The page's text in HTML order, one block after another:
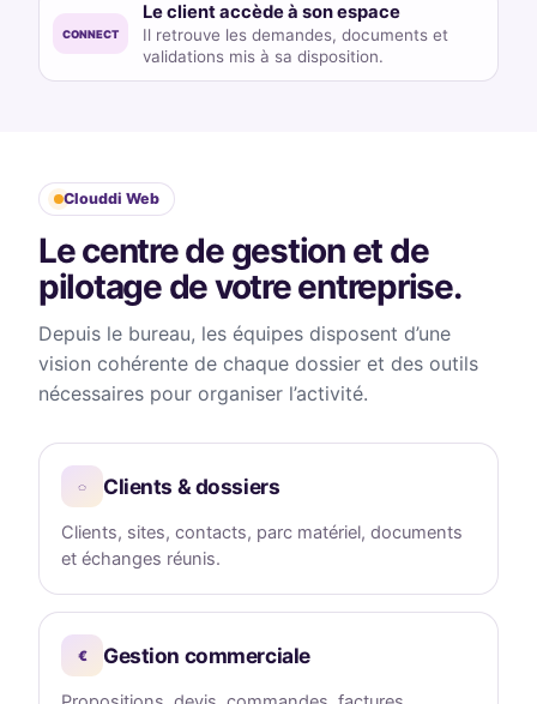
CONNECT
Le client accède à son espace
Il retrouve les demandes, documents et
validations mis à sa disposition.
Clouddi Web
Le centre de gestion et de
pilotage de votre entreprise.
Depuis le bureau, les équipes disposent d’une
vision cohérente de chaque dossier et des outils
nécessaires pour organiser l’activité.
◌ Clients & dossiers
Clients, sites, contacts, parc matériel, documents
et échanges réunis.
€ Gestion commerciale